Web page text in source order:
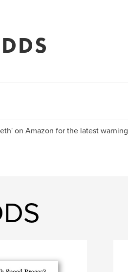
on Amazon for the latest warning